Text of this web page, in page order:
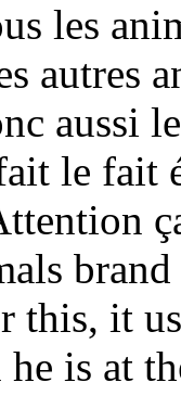
les
autres
aussi
le fait
this, it
is at